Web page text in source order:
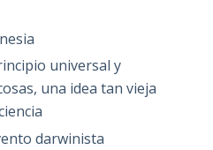
universal y
una idea tan vieja
darwinista